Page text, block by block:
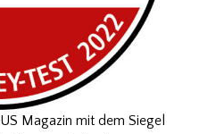
Magazin mit dem Siegel